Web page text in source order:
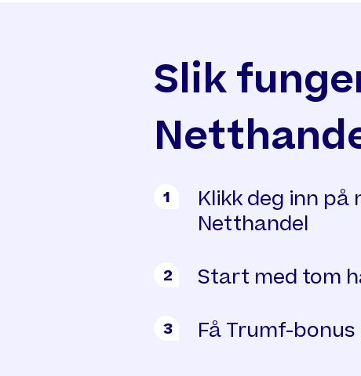
Slik
1
Klikk deg inn
Netthandel
2 Start med tom
3 Få Trumf-